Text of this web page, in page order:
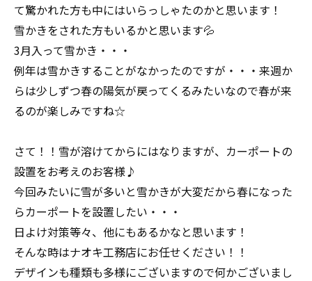
て驚かれた方も中にはいらっしゃたのかと思います！
雪かきをされた方もいるかと思います💦
3月入って雪かき・・・
例年は雪かきすることがなかったのですが・・・来週か
らは少しずつ春の陽気が戻ってくるみたいなので春が来
るのが楽しみですね☆
さて！！雪が溶けてからにはなりますが、カーポートの
設置をお考えのお客様♪
今回みたいに雪が多いと雪かきが大変だから春になった
らカーポートを設置したい・・・
日よけ対策等々、他にもあるかなと思います！
そんな時はナオキ工務店にお任せください！！
デザインも種類も多様にございますので何かございまし